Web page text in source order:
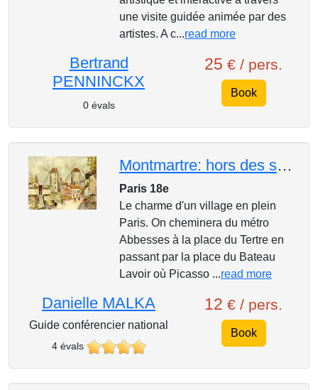
une visite guidée animée par des
artistes. A c...read more
Bertrand
PENNINCKX
0 évals
25 € / pers.
Book
Montmartre: hors des sentiers battus, la bohême retrouvée
Paris 18e
Le charme d'un village en plein
Paris. On cheminera du métro
Abbesses à la place du Tertre en
passant par la place du Bateau
Lavoir où Picasso ...read more
Danielle MALKA
Guide conférencier national
4 évals
12 € / pers.
Book